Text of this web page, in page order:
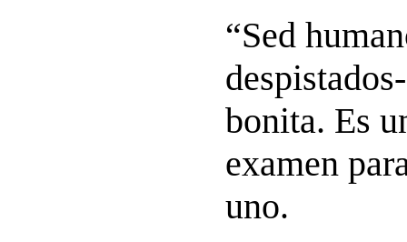
“Sed
bonita. Es
examen
uno.